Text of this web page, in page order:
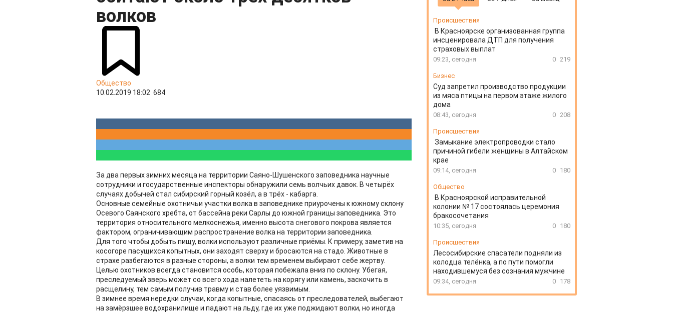
волков
Общество
10.02.2019 18:02 684
За два первых зимних месяца на территории Саяно-Шушенского заповедника научные
сотрудники и государственные инспекторы обнаружили семь волчьих давок. В четырёх
случаях добычей стал сибирский горный козёл, а в трёх - кабарга.
Основные семейные охотничьи участки волка в заповеднике приурочены к южному склону
Осевого Саянского хребта, от бассейна реки Сарлы до южной границы заповедника. Это
территория относительного мелкоснежья, именно высота снегового покрова является
фактором, ограничивающим распространение волка на территории заповедника.
Для того чтобы добыть пищу, волки используют различные приёмы. К примеру, заметив на
косогоре пасущихся копытных, они заходят сверху и бросаются на стадо. Животные в
страхе разбегаются в разные стороны, а волки тем временем выбирают себе жертву.
Целью охотников всегда становится особь, которая побежала вниз по склону. Убегая,
преследуемый зверь может со всего хода налететь на корягу или камень, заскочить в
расщелину, тем самым получив травму и став более уязвимым.
В зимнее время нередки случаи, когда копытные, спасаясь от преследователей, выбегают
на замёрзшее водохранилище и падают на льду, где их уже поджидают волки, но иногда
Происшествия
В Красноярске организованная группа
инсценировала ДТП для получения
страховых выплат
09:23, сегодня 0 219
Бизнес
Суд запретил производство продукции
из мяса птицы на первом этаже жилого
дома
08:43, сегодня 0 208
Происшествия
Замыкание электропроводки стало
причиной гибели женщины в Алтайском
крае
09:14, сегодня 0 180
Общество
В Красноярской исправительной
колонии № 17 состоялась церемония
бракосочетания
10:35, сегодня 0 180
Происшествия
Лесосибирские спасатели подняли из
колодца телёнка, а по пути помогли
находившемуся без сознания мужчине
09:34, сегодня 0 178